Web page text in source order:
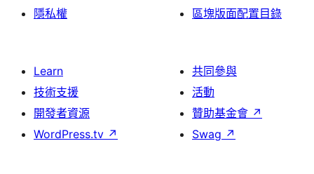
隱私權
區塊版面配置目錄
Learn
技術支援
開發者資源
WordPress.tv ↗
共同參與
活動
贊助基金會 ↗
Swag ↗